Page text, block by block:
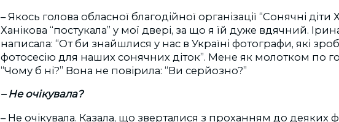
– Якось голова обласної благодійної організації “Сонячні
Ханікова “постукала” у мої двері, за що я їй дуже вдячний.
написала: “От би знайшлися у нас в Україні фотографи, які
фотосесію для наших сонячних діток”. Мене як молотком по
“Чому б ні?” Вона не повірила: “Ви серйозно?”
– Не очікувала?
– Не очікувала. Казала, що зверталися з проханням до деяких